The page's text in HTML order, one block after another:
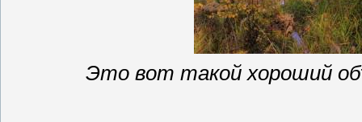
Это вот такой хороший